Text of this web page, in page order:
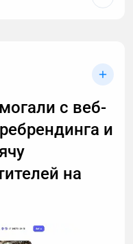
с веб-
и
на